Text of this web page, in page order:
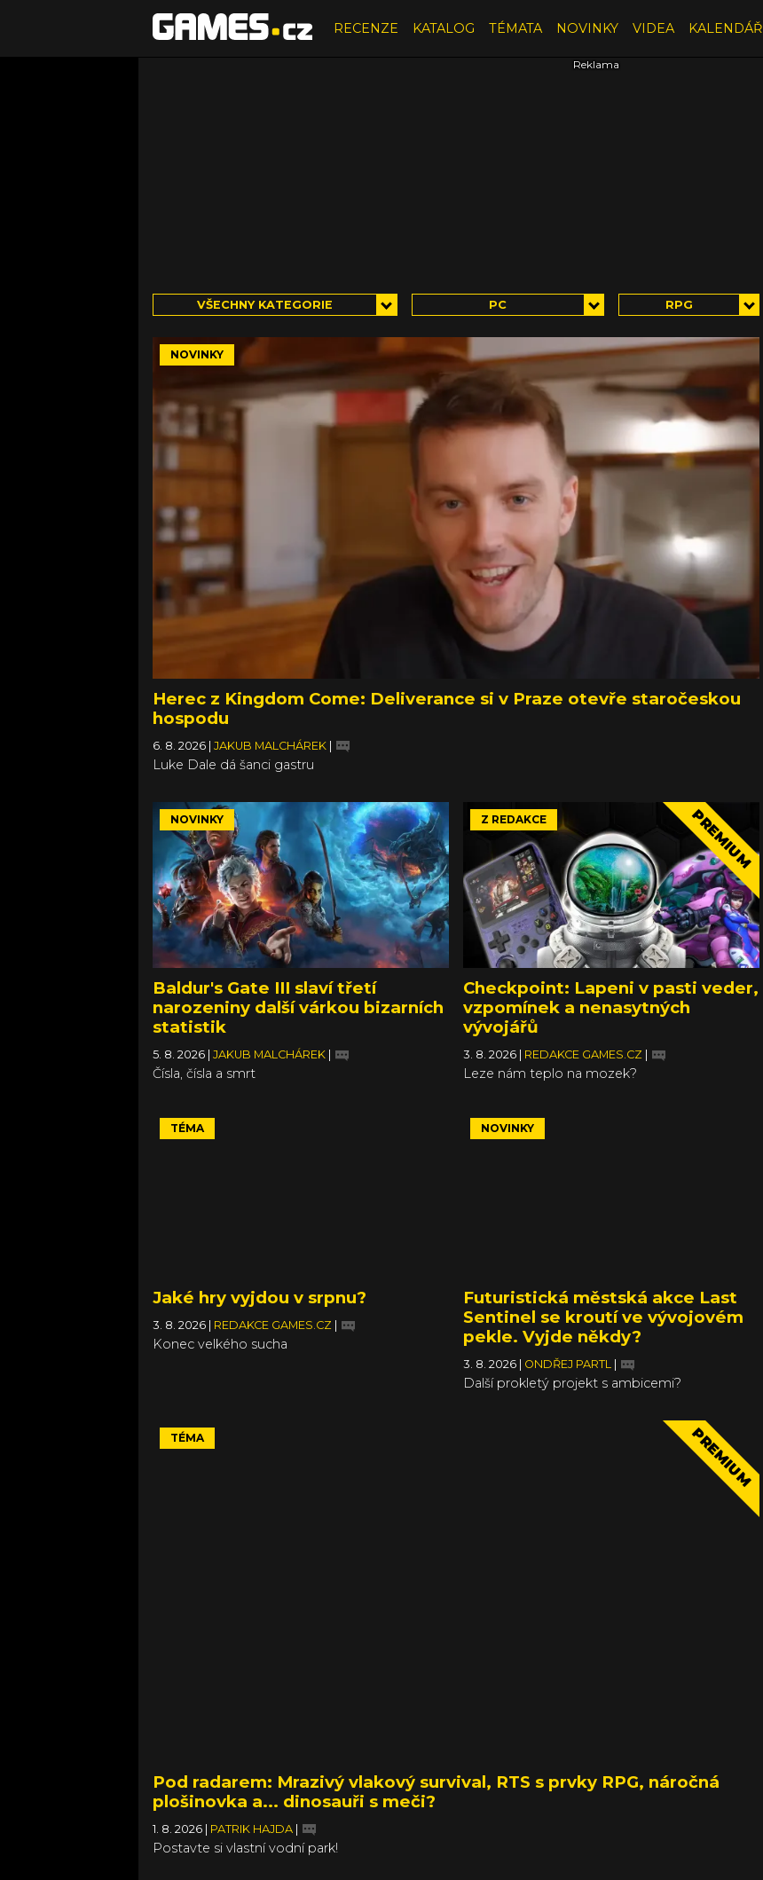
RECENZE KATALOG TÉMATA NOVINKY VIDEA KALENDÁŘ
VŠECHNY KATEGORIE PC RPG
NOVINKY
Herec z Kingdom Come: Deliverance si v Praze otevře staročeskou
hospodu
6. 8. 2026 | JAKUB MALCHÁREK |
Luke Dale dá šanci gastru
NOVINKY
Baldur's Gate III slaví třetí
narozeniny další várkou bizarních
statistik
5. 8. 2026 JAKUB MALCHÁREK
Čísla, čísla a smrt
Z REDAKCE PREMIUM
Checkpoint: Lapeni v pasti veder,
vzpomínek a nenasytných
vývojářů
3. 8. 2026 REDAKCE GAMES.CZ
Leze nám teplo na mozek?
TÉMA
Jaké hry vyjdou v srpnu?
3. 8. 2026 REDAKCE GAMES.CZ
Konec velkého sucha
NOVINKY
Futuristická městská akce Last
Sentinel se kroutí ve vývojovém
pekle. Vyjde někdy?
3. 8. 2026 ONDŘEJ PARTL
Další prokletý projekt s ambicemi?
TÉMA PREMIUM
Pod radarem: Mrazivý vlakový survival, RTS s prvky RPG, náročná
plošinovka a... dinosauři s meči?
1. 8. 2026 PATRIK HAJDA
Postavte si vlastní vodní park!